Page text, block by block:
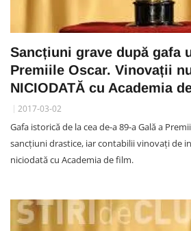
Sancțiuni grave după gafa
Premiile Oscar. Vinovații
NICIODATĂ cu Academia
2017-03-02
Gafa istorică de la cea de-a 89-a Gală a
sancțiuni drastice, iar contabilii vinovați de
niciodată cu Academia de film.